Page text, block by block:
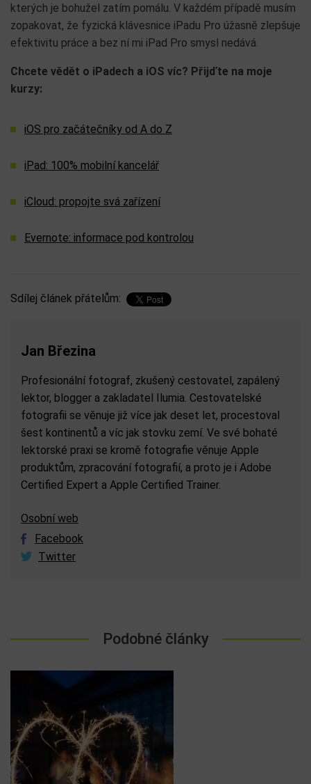
kterých je bohužel zatím pomálu. V každém případě musím
zopakovat, že fyzická klávesnice iPadu Pro úžasně zlepšuje
efektivitu práce a bez ní mi iPad Pro smysl nedává.
Chcete vědět o iPadech a iOS víc? Přijďte na moje
kurzy:
iOS pro začátečníky od A do Z
iPad: 100% mobilní kancelář
iCloud: propojte svá zařízení
Evernote: informace pod kontrolou
Sdílej článek přátelům:
Jan Březina
Profesionální fotograf, zkušený cestovatel, zapálený
lektor, blogger a zakladatel Ilumia. Cestovatelské
fotografii se věnuje již více jak deset let, procestoval
šest kontinentů a víc jak stovku zemí. Ve své bohaté
lektorské praxi se kromě fotografie věnuje Apple
produktům, zpracování fotografií, a proto je i Adobe
Certified Expert a Apple Certified Trainer.
Osobní web
Facebook
Twitter
Podobné články